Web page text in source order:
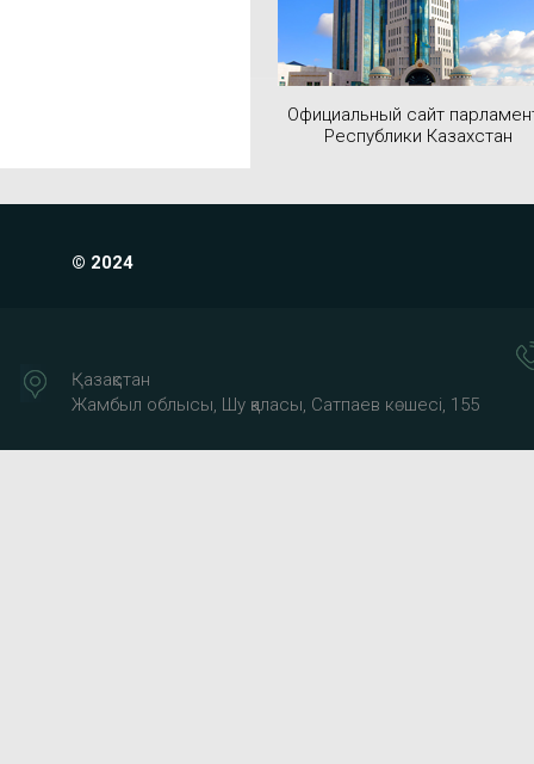
Официальный сайт
Республики Казахстан
© 2024
Қазақстан
Жамбыл облысы, Шу қаласы, Сатпаев көшесі, 155